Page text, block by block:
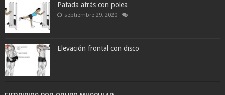
Patada atrás con polea
septiembre 29, 2020
Elevación frontal con disco